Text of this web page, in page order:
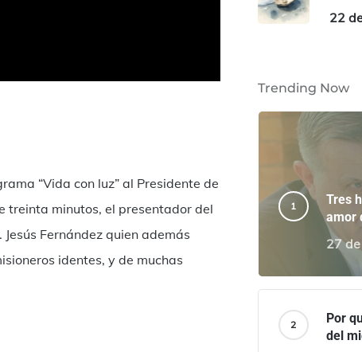
“Vida con luz” al Presidente de
treinta minutos, el presentador del
Fernández quien además
identes, y de muchas
22
Trending Now
Tres
amor
27
Por
del